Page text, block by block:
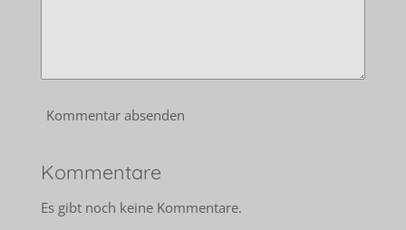
Kommentar absenden
Kommentare
Es gibt noch keine Kommentare.